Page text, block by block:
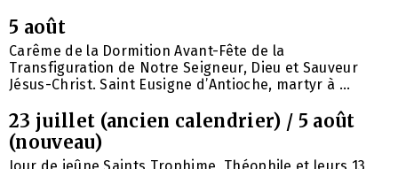
5 août
Carême de la Dormition Avant-Fête de la
Transfiguration de Notre Seigneur, Dieu et Sauveur
Jésus-Christ. Saint Eusigne d’Antioche, martyr à ...
23 juillet (ancien calendrier) / 5 août
(nouveau)
Jour de jeûne Saints Trophime, Théophile et leurs 13